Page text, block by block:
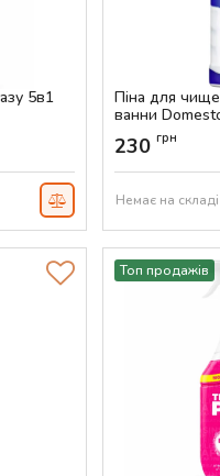
5в1
Піна для
ванни
Arctic Fresh,
Артикул:
230 грн
Немає на складі
Топ продажів